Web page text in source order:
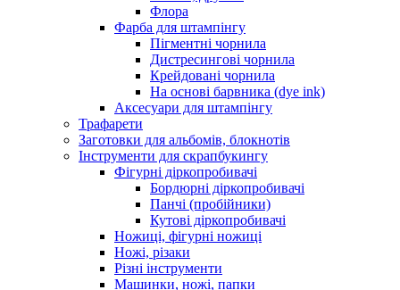
Флора
Фарба для штампінгу
Пігментні чорнила
Дистресингові чорнила
Крейдовані чорнила
На основі барвника (dye ink)
Аксесуари для штампінгу
Трафарети
Заготовки для альбомів, блокнотів
Інструменти для скрапбукингу
Фігурні діркопробивачі
Бордюрні діркопробивачі
Панчі (пробійники)
Кутові діркопробивачі
Ножиці, фігурні ножиці
Ножі, різаки
Різні інструменти
Машинки, ножі, папки